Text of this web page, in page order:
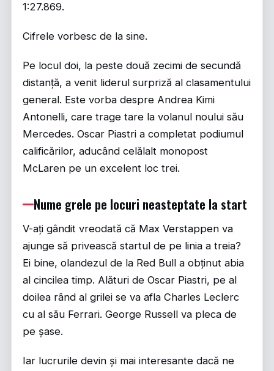
1:27.869.
Cifrele vorbesc de la sine.
Pe locul doi, la peste două zecimi de secundă
distanță, a venit liderul surpriză al clasamentului
general. Este vorba despre Andrea Kimi
Antonelli, care trage tare la volanul noului său
Mercedes. Oscar Piastri a completat podiumul
calificărilor, aducând celălalt monopost
McLaren pe un excelent loc trei.
Nume grele pe locuri neasteptate la start
V-ați gândit vreodată că Max Verstappen va
ajunge să privească startul de pe linia a treia?
Ei bine, olandezul de la Red Bull a obținut abia
al cincilea timp. Alături de Oscar Piastri, pe al
doilea rând al grilei se va afla Charles Leclerc
cu al său Ferrari. George Russell va pleca de
pe șase.
Iar lucrurile devin și mai interesante dacă ne